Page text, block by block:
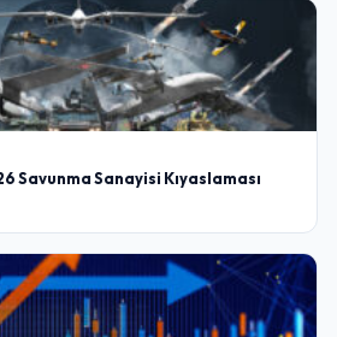
Savunma Sanayisi Kıyaslaması